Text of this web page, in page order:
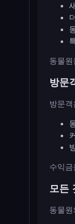
동물
방문
방문
수익
모든
동물